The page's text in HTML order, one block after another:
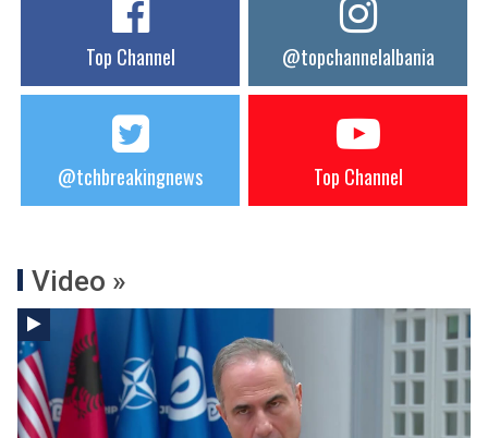
Top Channel @topchannelalbania
@tchbreakingnews Top Channel
Video »